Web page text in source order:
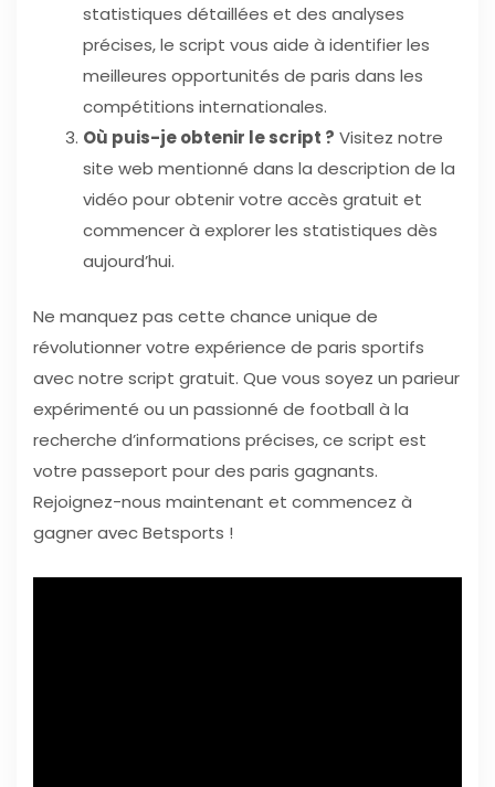
statistiques détaillées et des analyses
précises, le script vous aide à identifier les
meilleures opportunités de paris dans les
compétitions internationales.
Où puis-je obtenir le script ? Visitez notre
site web mentionné dans la description de la
vidéo pour obtenir votre accès gratuit et
commencer à explorer les statistiques dès
aujourd’hui.
Ne manquez pas cette chance unique de
révolutionner votre expérience de paris sportifs
avec notre script gratuit. Que vous soyez un parieur
expérimenté ou un passionné de football à la
recherche d’informations précises, ce script est
votre passeport pour des paris gagnants.
Rejoignez-nous maintenant et commencez à
gagner avec Betsports !